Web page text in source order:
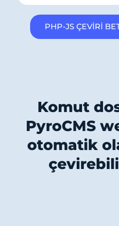
PHP-JS ÇEVİRİ
Komut
PyroCMS
otomatik